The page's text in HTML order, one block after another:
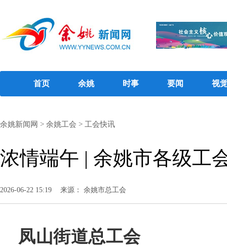
首页 余姚 时事 要闻 视
余姚新闻网 > 余姚工会 > 工会快讯
浓情端午 | 余姚市各级工
2026-06-22 15:19 来源： 余姚市总工会
凤山街道总工会